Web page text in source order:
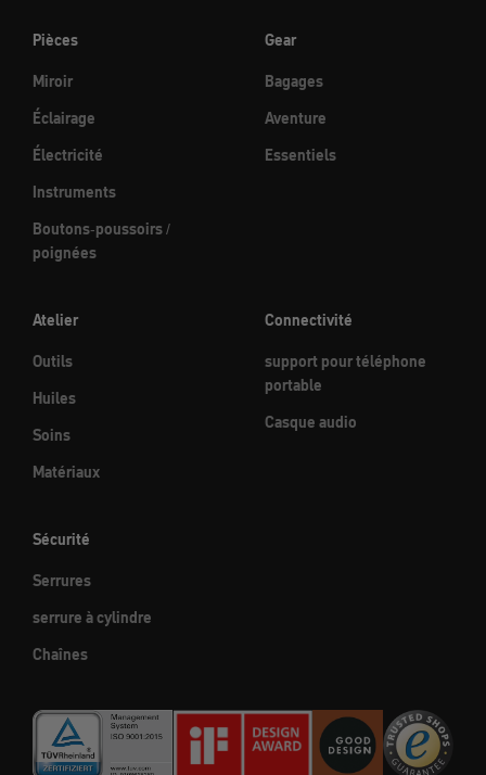
Pièces
Miroir
Éclairage
Électricité
Instruments
Boutons-poussoirs /
poignées
Gear
Bagages
Aventure
Essentiels
Atelier
Outils
Huiles
Soins
Matériaux
Connectivité
support pour téléphone
portable
Casque audio
Sécurité
Serrures
serrure à cylindre
Chaînes